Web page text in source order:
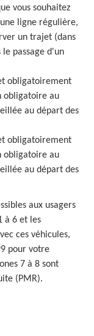
vous souhaitez
ligne régulière,
un trajet (dans
passage d'un
obligatoirement
obligatoire au
au départ des
obligatoirement
obligatoire au
au départ des
aux usagers
à 6 et les
ces véhicules,
pour votre
7 à 8 sont
(PMR).